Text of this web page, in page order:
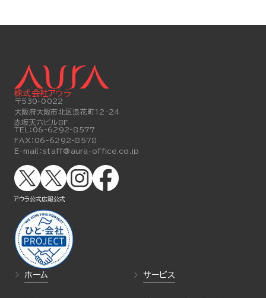
ホーム サービス
株式会社アウラ
〒530-0022
大阪府大阪市北区浪花町12-24
赤坂天六ビル8F
TEL： 06-6292-8577
FAX： 06-6292-8578
E-mail： staff@aura-office.co.jp
アウラ公式広報公式